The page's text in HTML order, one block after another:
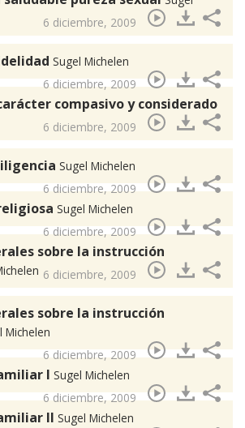
6 diciembre, 2009
Sugel Michelen
6 diciembre, 2009
compasivo y considerado
6 diciembre, 2009
Sugel Michelen
6 diciembre, 2009
Sugel Michelen
6 diciembre, 2009
sobre la instrucción
6 diciembre, 2009
sobre la instrucción
Michelen
6 diciembre, 2009
I Sugel Michelen
6 diciembre, 2009
II Sugel Michelen